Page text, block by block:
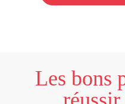
Les bons